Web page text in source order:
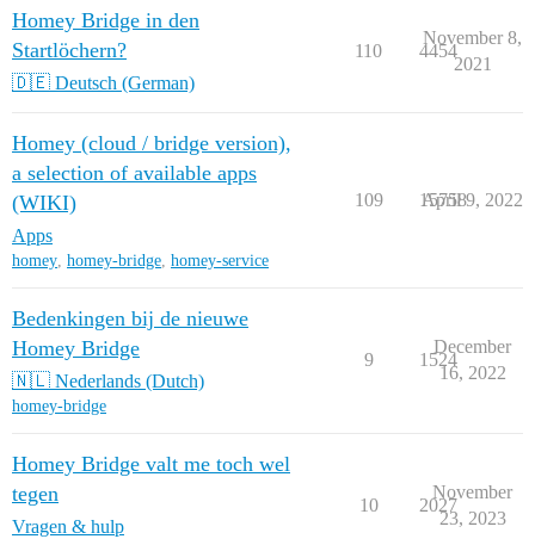
Homey Bridge in den
Startlöchern?
🇩🇪 Deutsch (German)
110 4454
November 8,
2021
Homey (cloud / bridge version),
a selection of available apps
(WIKI)
Apps
homey homey-bridge homey-service
109 15758
April 9, 2022
Bedenkingen bij de nieuwe
Homey Bridge
🇳🇱 Nederlands (Dutch)
homey-bridge
9 1524
December
16, 2022
Homey Bridge valt me toch wel
tegen
Vragen & hulp
10 2027
November
23, 2023